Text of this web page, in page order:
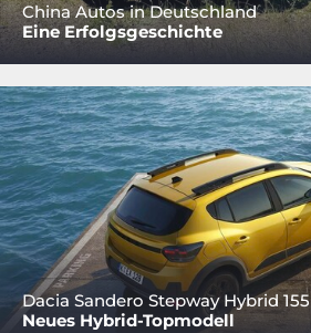
China Autos in Deutschland
Eine Erfolgsgeschichte
Dacia Sandero Stepway Hybrid 155
Neues Hybrid-Topmodell